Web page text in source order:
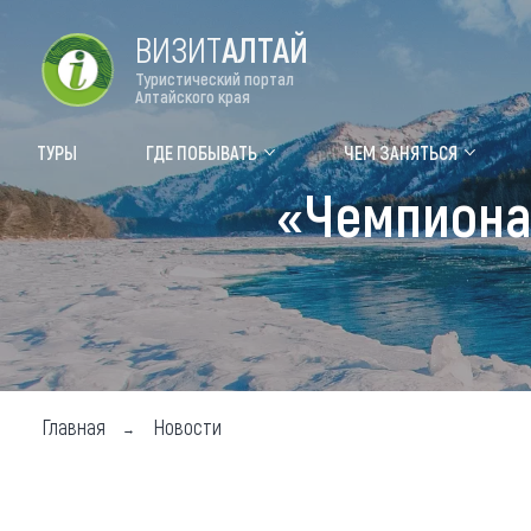
Туры Где
ВИЗИТАЛТАЙ
Туристический портал
Алтайского края
ТУРЫ ГДЕ ПОБЫВАТЬ ЧЕМ ЗАНЯТЬСЯ
Главная Новости